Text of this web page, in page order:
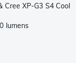
Cree XP-G3 S4 Cool
lumens